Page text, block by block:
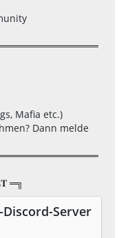
Mafia etc.)
Dann melde
═╗
Server